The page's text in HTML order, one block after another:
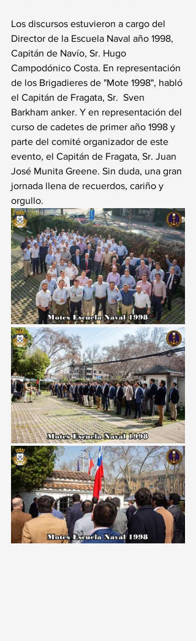
Los discursos estuvieron a cargo del
Director de la Escuela Naval año 1998,
Capitán de Navío, Sr. Hugo
Campodónico Costa. En representación
de los Brigadieres de "Mote 1998", habló
el Capitán de Fragata, Sr.  Sven
Barkham anker. Y en representación del
curso de cadetes de primer año 1998 y
parte del comité organizador de este
evento, el Capitán de Fragata, Sr. Juan
José Munita Greene. Sin duda, una gran
jornada llena de recuerdos, cariño y
orgullo.